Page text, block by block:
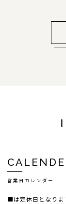
営業日カレンダー
■は定休日となりま